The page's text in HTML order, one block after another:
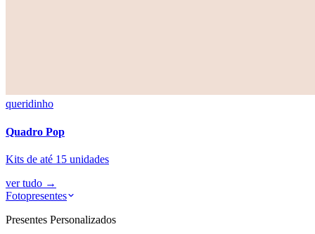
queridinho
Quadro Pop
Kits de até 15 unidades
ver tudo →
Fotopresentes
Presentes Personalizados